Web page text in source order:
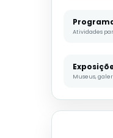
Atividades
Museus,